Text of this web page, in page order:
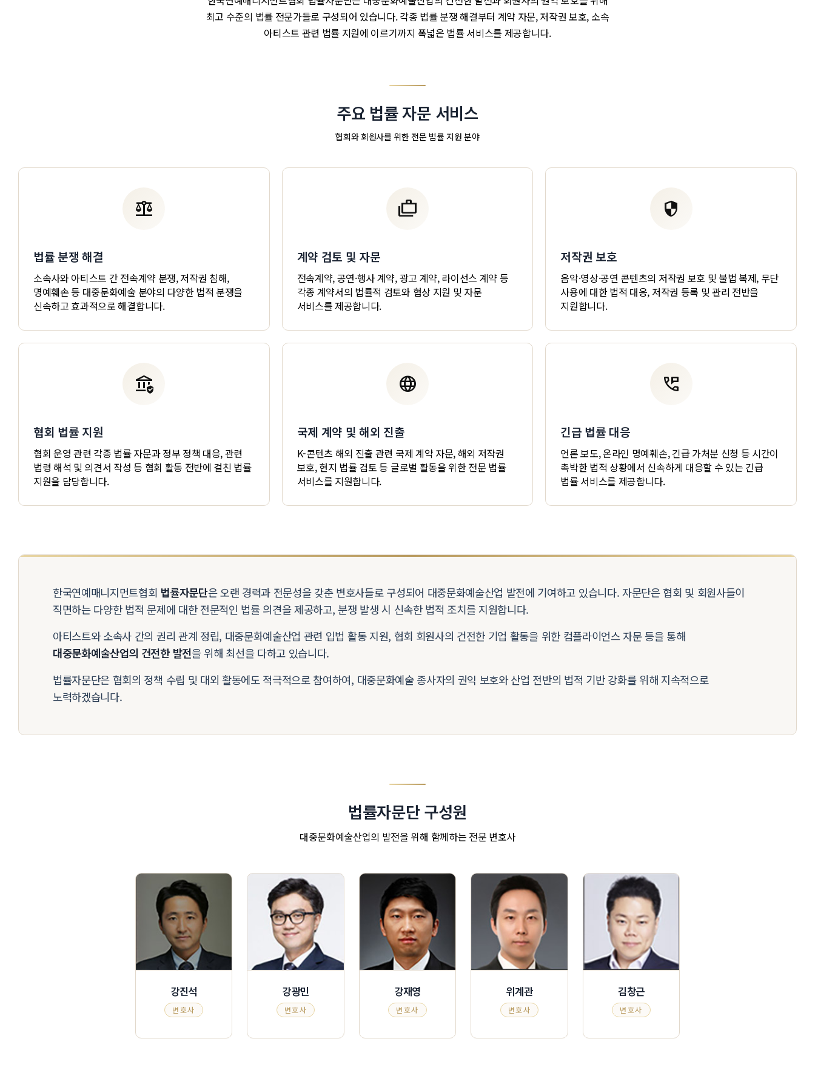
최고 수준의 법률 전문가들로 구성되어 있습니다. 각종 법률 분쟁 해결부터 계약 자문, 저작권 보호, 소속
아티스트 관련 법률 지원에 이르기까지 폭넓은 법률 서비스를 제공합니다.
주요 법률 자문 서비스
협회와 회원사를 위한 전문 법률 지원 분야
balance
법률 분쟁 해결
소속사와 아티스트 간 전속계약 분쟁, 저작권 침해,
명예훼손 등 대중문화예술 분야의 다양한 법적 분쟁을
신속하고 효과적으로 해결합니다.
cases
계약 검토 및 자문
전속계약, 공연·행사 계약, 광고 계약, 라이선스 계약 등
각종 계약서의 법률적 검토와 협상 지원 및 자문
서비스를 제공합니다.
security
저작권 보호
음악·영상·공연 콘텐츠의 저작권 보호 및 불법 복제, 무단
사용에 대한 법적 대응, 저작권 등록 및 관리 전반을
지원합니다.
assured_workload
협회 법률 지원
협회 운영 관련 각종 법률 자문과 정부 정책 대응, 관련
법령 해석 및 의견서 작성 등 협회 활동 전반에 걸친 법률
지원을 담당합니다.
language
국제 계약 및 해외 진출
K-콘텐츠 해외 진출 관련 국제 계약 자문, 해외 저작권
보호, 현지 법률 검토 등 글로벌 활동을 위한 전문 법률
서비스를 지원합니다.
perm_phone_msg
긴급 법률 대응
언론 보도, 온라인 명예훼손, 긴급 가처분 신청 등 시간이
촉박한 법적 상황에서 신속하게 대응할 수 있는 긴급
법률 서비스를 제공합니다.
한국연예매니지먼트협회 법률자문단은 오랜 경력과 전문성을 갖춘 변호사들로 구성되어 대중문화예술산업 발전에 기여하고 있습니다. 자문단은 협회 및 회원사들이
직면하는 다양한 법적 문제에 대한 전문적인 법률 의견을 제공하고, 분쟁 발생 시 신속한 법적 조치를 지원합니다.
아티스트와 소속사 간의 권리 관계 정립, 대중문화예술산업 관련 입법 활동 지원, 협회 회원사의 건전한 기업 활동을 위한 컴플라이언스 자문 등을 통해
대중문화예술산업의 건전한 발전을 위해 최선을 다하고 있습니다.
법률자문단은 협회의 정책 수립 및 대외 활동에도 적극적으로 참여하여, 대중문화예술 종사자의 권익 보호와 산업 전반의 법적 기반 강화를 위해 지속적으로
노력하겠습니다.
법률자문단 구성원
대중문화예술산업의 발전을 위해 함께하는 전문 변호사
강진석
변호사
강광민
변호사
강재영
변호사
위계관
변호사
김창근
변호사